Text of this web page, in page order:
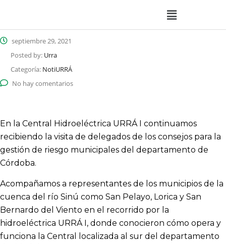
septiembre 29, 2021
Posted by: Urra
Categoría: NotiURRÁ
No hay comentarios
En la Central Hidroeléctrica URRÁ I continuamos
recibiendo la visita de delegados de los consejos para la
gestión de riesgo municipales del departamento de
Córdoba.
Acompañamos a representantes de los municipios de la
cuenca del río Sinú como San Pelayo, Lorica y San
Bernardo del Viento en el recorrido por la
hidroeléctrica URRÁ I, donde conocieron cómo opera y
funciona la Central localizada al sur del departamento